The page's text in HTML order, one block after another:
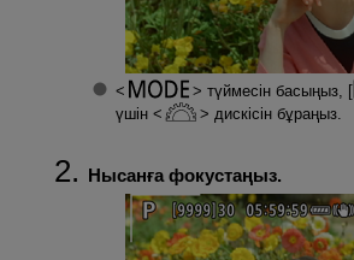
түймесін басыңыз, [
үшін
дискісін бұраңыз.
Нысанға фокустаңыз.